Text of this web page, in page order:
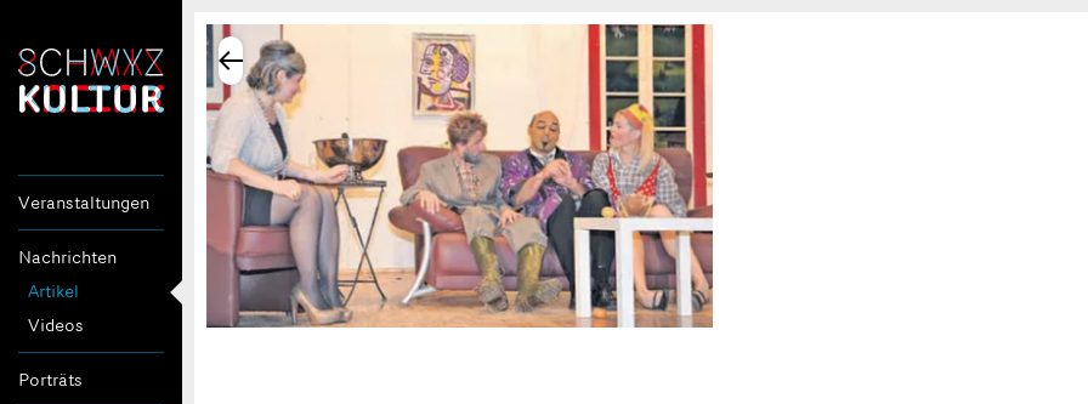
Veranstaltungen
Nachrichten
Artikel
Videos
Porträts